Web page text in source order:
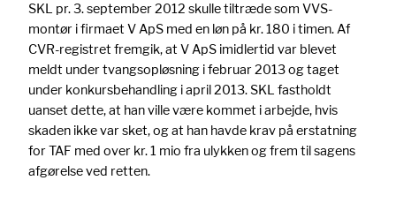
SKL pr. 3. september 2012 skulle tiltræde som VVS-
montør i firmaet V ApS med en løn på kr. 180 i timen. Af
CVR-registret fremgik, at V ApS imidlertid var blevet
meldt under tvangsopløsning i februar 2013 og taget
under konkursbehandling i april 2013. SKL fastholdt
uanset dette, at han ville være kommet i arbejde, hvis
skaden ikke var sket, og at han havde krav på erstatning
for TAF med over kr. 1 mio fra ulykken og frem til sagens
afgørelse ved retten.